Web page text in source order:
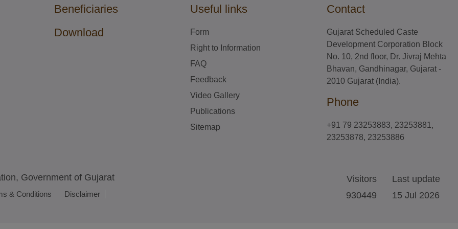
Beneficiaries
Download
Useful links
Form
Right to Information
FAQ
Feedback
Video Gallery
Publications
Sitemap
Contact
Gujarat Scheduled Caste
Development Corporation Block
No. 10, 2nd floor, Dr. Jivraj Mehta
Bhavan, Gandhinagar, Gujarat -
2010 Gujarat (India).
Phone
+91 79 23253883, 23253881,
23253878, 23253886
Government of Gujarat
& Conditions
Disclaimer
Visitors
930449
Last update
15 Jul 2026